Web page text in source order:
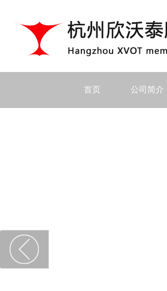
首页 公司简介